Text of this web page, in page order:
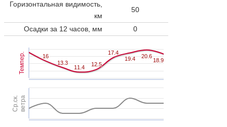
Горизонтальная видимость,
км
50
Осадки за 12 часов, мм 0
Темпер.
Ср.ск.ветра
16
16
13.3
13.3
11.4
11.4 12.5
12.5
17.4
17.4
19.4
19.4 20.6
20.6
18.9
18.9